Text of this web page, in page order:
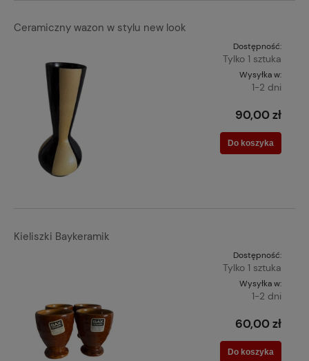
Ceramiczny wazon w stylu new look
Dostępność:
Tylko 1 sztuka
Wysyłka w:
1-2 dni
90,00 zł
Do koszyka
Kieliszki Baykeramik
Dostępność:
Tylko 1 sztuka
Wysyłka w:
1-2 dni
60,00 zł
Do koszyka